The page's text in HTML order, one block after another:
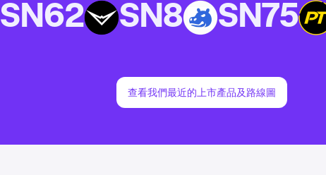
SN62 SN8 SN8 SN75 SN75 USDPT
查看我們最近的上市產品及路線圖